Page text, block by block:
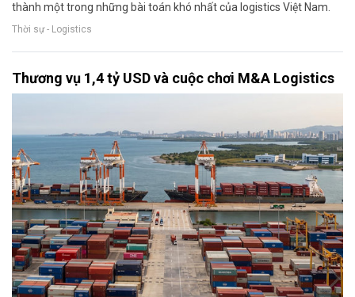
thành một trong những bài toán khó nhất của logistics Việt Nam.
Thời sự - Logistics
Thương vụ 1,4 tỷ USD và cuộc chơi M&A Logistics